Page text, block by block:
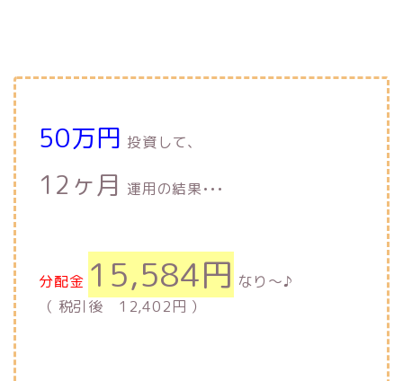
50万円 投資して、
12ヶ月 運用の結果•••
分配金 15,584円 なり〜♪
（ 税引後 12,402円 ）